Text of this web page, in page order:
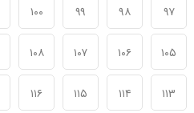
۹۷ ۹۸ ۹۹ ۱۰۰
۱۰۵ ۱۰۶ ۱۰۷ ۱۰۸
۱۱۳ ۱۱۴ ۱۱۵ ۱۱۶